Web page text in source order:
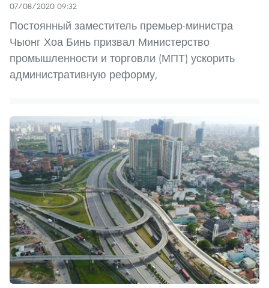
07/08/2020 09:32
Постоянный заместитель премьер-министра
Чыонг Хоа Бинь призвал Министерство
промышленности и торговли (МПТ) ускорить
административную реформу,